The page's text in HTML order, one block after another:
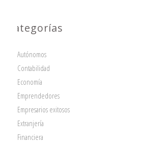
Categorías
Autónomos
Contabilidad
Economía
Emprendedores
Empresarios exitosos
Extranjería
Financiera